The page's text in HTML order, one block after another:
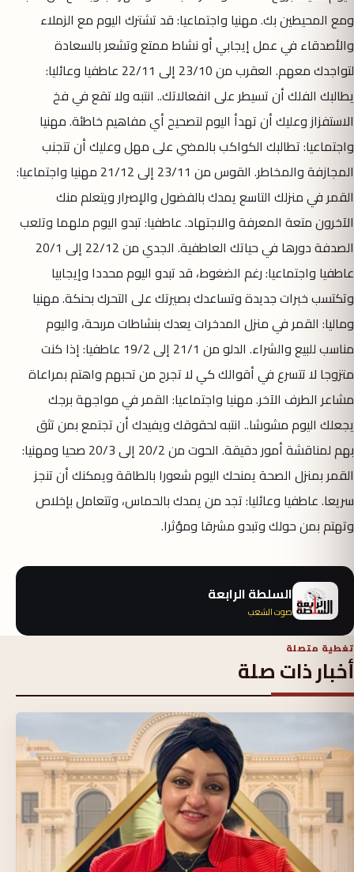
ومع المحيطين بك. مهنيا واجتماعيا: قد تشترك اليوم مع الزملاء
والأصدقاء في عمل إيجابي أو نشاط ممتع وتشعر بالسعادة
لتواجدك معهم. العقرب من 23/10 إلى 22/11 عاطفيا وعائليا:
يطالبك الفلك أن تسيطر على انفعالاتك.. انتبه ولا تقع في فخ
الاستفزاز وعليك أن تهدأ اليوم لتصحيح أي مفاهيم خاطئة. مهنيا
واجتماعيا: تطالبك الكواكب بالمضي على مهل وعليك أن تتجنب
المجازفة والمخاطر. القوس من 23/11 إلى 21/12 مهنيا واجتماعيا:
القمر في منزلك التاسع يمدك بالفضول والإصرار ويتعلم منك
الآخرون متعة المعرفة والاجتهاد. عاطفيا: تبدو اليوم ملهما وتلعب
الصدفة دورها في حياتك العاطفية. الجدي من 22/12 إلى 20/1
عاطفيا واجتماعيا: رغم الضغوط، قد تبدو اليوم محددا وإيجابيا
وتكتسب خبرات جديدة وتساعدك بصيرتك على التحرك بحنكة. مهنيا
وماليا: القمر في منزل المدخرات يعدك بنشاطات مربحة، واليوم
مناسب للبيع والشراء. الدلو من 21/1 إلى 19/2 عاطفيا: إذا كنت
متزوجا لا تتسرع في أقوالك كي لا تجرح من تحبهم واهتم بمراعاة
مشاعر الطرف الآخر. مهنيا واجتماعيا: القمر في مواجهة برجك
يجعلك اليوم مشوشا.. انتبه لحقوقك ويفيدك أن تجتمع بمن تثق
بهم لمناقشة أمور دقيقة. الحوت من 20/2 إلى 20/3 صحيا ومهنيا:
القمر بمنزل الصحة يمنحك اليوم شعورا بالطاقة ويمكنك أن تنجز
سريعا. عاطفيا وعائليا: تجد من يمدك بالحماس، وتتعامل بإخلاص
وتهتم بمن حولك وتبدو مشرقا ومؤثرا.
السلطة الرابعة
صوت الشعب
تغطية متصلة
أخبار ذات صلة